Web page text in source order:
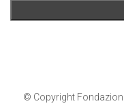
© Copyright